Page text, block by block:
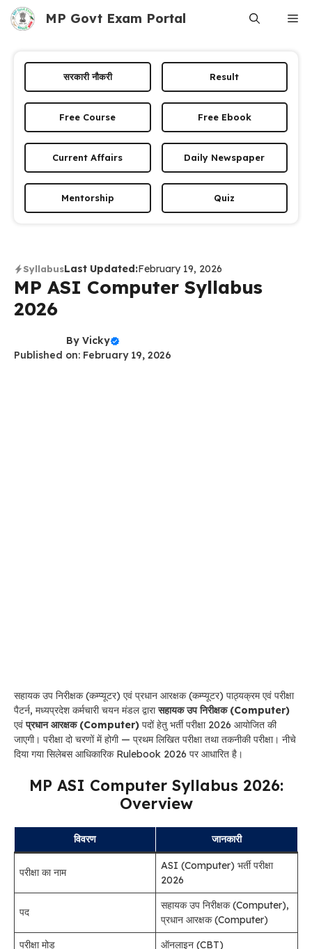
Skip
MP Govt Exam Portal
सरकारी नौकरी Result
Free Course Free Ebook
Current Affairs Daily Newspaper
Mentorship Quiz
SyllabusLast Updated:February 19, 2026
MP ASI Computer Syllabus
2026
By Vicky
Published on: February 19, 2026
सहायक उप निरीक्षक (कम्प्यूटर) एवं प्रधान आरक्षक (कम्प्यूटर) पाठ्यक्रम एवं परीक्षा
पैटर्न, मध्यप्रदेश कर्मचारी चयन मंडल द्वारासहायक उप निरीक्षक (Computer)
एवंप्रधान आरक्षक (Computer) पदों हेतु भर्ती परीक्षा 2026 आयोजित की
जाएगी। परीक्षा दो चरणों में होगी — प्रथम लिखित परीक्षा तथा तकनीकी परीक्षा। नीचे
दिया गया सिलेबस आधिकारिक Rulebook 2026 पर आधारित है।
MP ASI Computer Syllabus 2026:
Overview
विवरण जानकारी
परीक्षा का नाम
ASI (Computer) भर्ती परीक्षा
2026
पद
सहायक उप निरीक्षक (Computer),
प्रधान आरक्षक (Computer)
परीक्षा मोड
ऑनलाइन (CBT)